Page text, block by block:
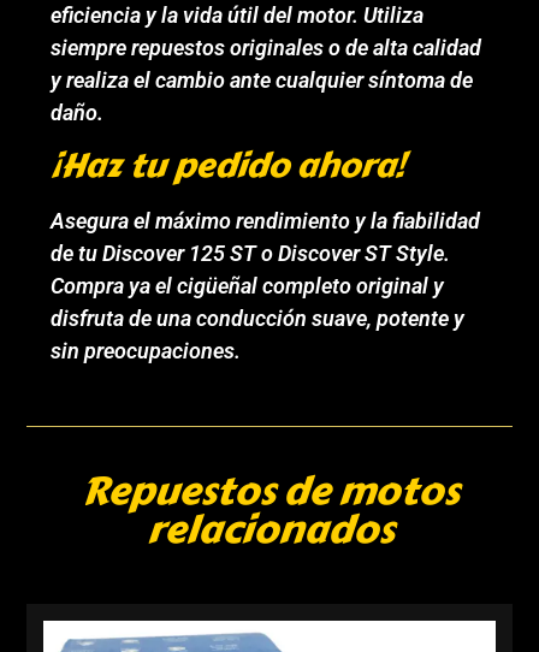
eficiencia y la vida útil del motor. Utiliza
siempre repuestos originales o de alta calidad
y realiza el cambio ante cualquier síntoma de
daño.
¡Haz tu pedido ahora!
Asegura el máximo rendimiento y la fiabilidad
de tu Discover 125 ST o Discover ST Style.
Compra ya el cigüeñal completo original y
disfruta de una conducción suave, potente y
sin preocupaciones.
Repuestos de motos
relacionados